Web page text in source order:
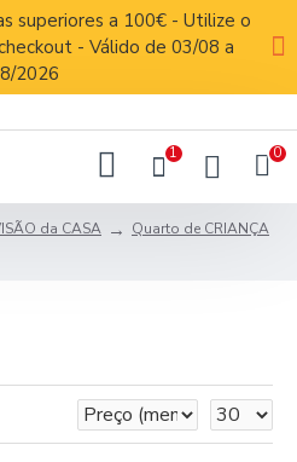
superiores a 100€ - Utilize o
- Válido de 03/08 a
2026
1 0
da CASA
Quarto de CRIANÇA